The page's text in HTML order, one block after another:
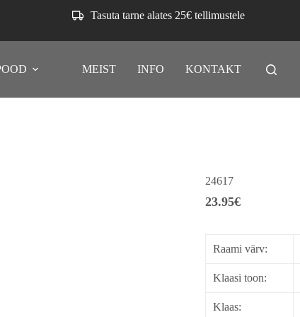
Tasuta tarne alates 25€ tellimustele
MEIST INFO KONTAKT
24617
23.95€
Raami värv:
Klaasi toon:
Klaas: